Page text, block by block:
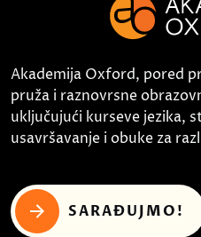
Akademija Oxford, pored
pruža i raznovrsne
uključujući kurseve jezika,
usavršavanje i obuke za
SARAĐUJMO!